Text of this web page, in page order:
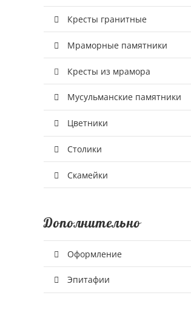
Кресты гранитные
Мраморные памятники
Кресты из мрамора
Мусульманские памятники
Цветники
Столики
Скамейки
Дополнительно
Оформление
Эпитафии